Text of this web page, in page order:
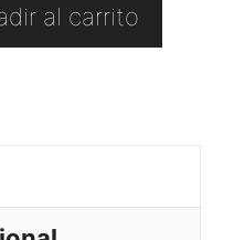
al carrito